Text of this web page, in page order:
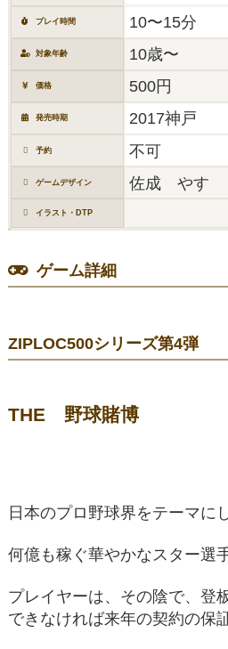
プレイ時間 10〜15分
対象年齢 10歳〜
価格 500円
発売時期 2017神戸
予約 不可
ゲームデザイン 佐成 やす
イラスト・DTP
ゲーム詳細
ZIPLOC500シリーズ第4弾
THE 野球賭博
日本のプロ野球界をテーマに
何億も稼ぐ華やかなスター選
プレイヤーは、その陰で、登
できなければ来年の契約の保